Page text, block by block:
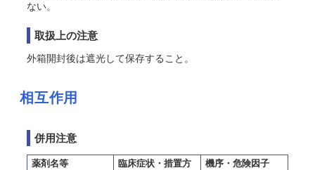
ない。
取扱上の注意
外箱開封後は遮光して保存すること。
相互作用
併用注意
薬剤名等
臨床症状・措置方
機序・危険因子